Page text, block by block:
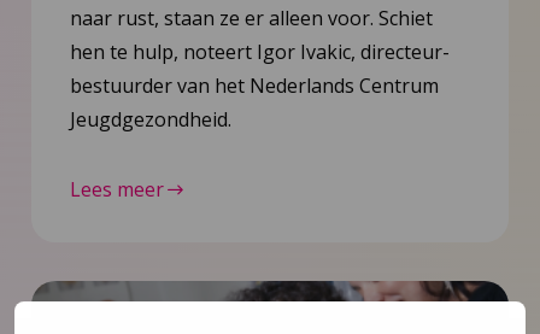
naar rust, staan ze er alleen voor. Schiet
hen te hulp, noteert Igor Ivakic, directeur-
bestuurder van het Nederlands Centrum
Jeugdgezondheid.
Lees meer